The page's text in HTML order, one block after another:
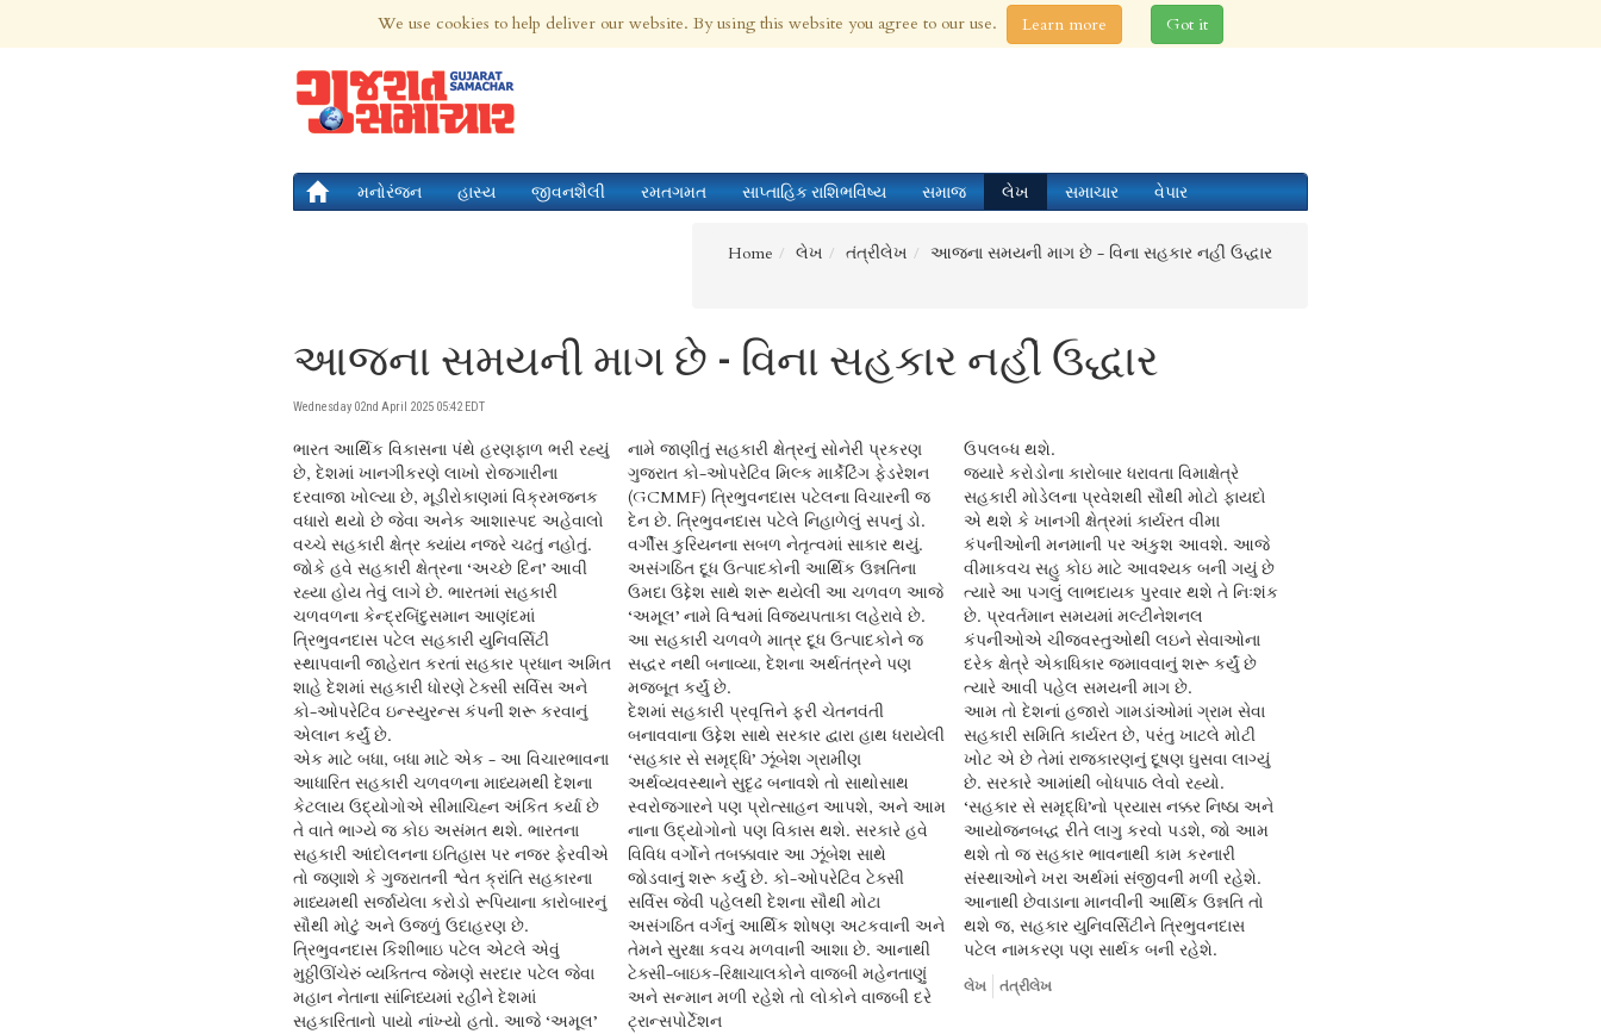
7th Aug 2026 | Updated at 11:22pm 7th Aug 2026
મનોરંજન હાસ્ય જીવનશૈલી રમતગમત સાપ્તાહિક રાશિભવિષ્ય સમાજ લેખ સમાચાર વેપાર
Home લેખ તંત્રીલેખ આજના સમયની માગ છે - વિના સહકાર નહીં ઉદ્ધાર
આજના સમયની માગ છે - વિના સહકાર નહીં ઉદ્ધાર
Wednesday 02nd April 2025 05:42 EDT
ભારત આર્થિક વિકાસના પંથે હરણફાળ ભરી રહ્યું
છે, દેશમાં ખાનગીકરણે લાખો રોજગારીના
દરવાજા ખોલ્યા છે, મૂડીરોકાણમાં વિક્રમજનક
વધારો થયો છે જેવા અનેક આશાસ્પદ અહેવાલો
વચ્ચે સહકારી ક્ષેત્ર ક્યાંય નજરે ચઢતું નહોતું.
જોકે હવે સહકારી ક્ષેત્રના ‘અચ્છે દિન’ આવી
રહ્યા હોય તેવું લાગે છે. ભારતમાં સહકારી
ચળવળના કેન્દ્રબિંદુસમાન આણંદમાં
ત્રિભુવનદાસ પટેલ સહકારી યુનિવર્સિટી
સ્થાપવાની જાહેરાત કરતાં સહકાર પ્રધાન અમિત
શાહે દેશમાં સહકારી ધોરણે ટેક્સી સર્વિસ અને
કો-ઓપરેટિવ ઇન્સ્યુરન્સ કંપની શરૂ કરવાનું
એલાન કર્યું છે.
એક માટે બધા, બધા માટે એક - આ વિચારભાવના
આધારિત સહકારી ચળવળના માધ્યમથી દેશના
કેટલાય ઉદ્યોગોએ સીમાચિહ્ન અંકિત કર્યા છે
તે વાતે ભાગ્યે જ કોઇ અસંમત થશે. ભારતના
સહકારી આંદોલનના ઇતિહાસ પર નજર ફેરવીએ
તો જણાશે કે ગુજરાતની શ્વેત ક્રાંતિ સહકારના
માધ્યમથી સર્જાયેલા કરોડો રૂપિયાના કારોબારનું
સૌથી મોટું અને ઉજળું ઉદાહરણ છે.
ત્રિભુવનદાસ કિશીભાઇ પટેલ એટલે એવું
મુઠ્ઠીઊંચેરું વ્યક્તિત્વ જેમણે સરદાર પટેલ જેવા
મહાન નેતાના સાંનિધ્યમાં રહીને દેશમાં
સહકારિતાનો પાયો નાંખ્યો હતો. આજે ‘અમૂલ’
નામે જાણીતું સહકારી ક્ષેત્રનું સોનેરી પ્રકરણ
ગુજરાત કો-ઓપરેટિવ મિલ્ક માર્કેટિંગ ફેડરેશન
(GCMMF) ત્રિભુવનદાસ પટેલના વિચારની જ
દેન છે. ત્રિભુવનદાસ પટેલે નિહાળેલું સપનું ડો.
વર્ગીસ કુરિયનના સબળ નેતૃત્વમાં સાકાર થયું.
અસંગઠિત દૂધ ઉત્પાદકોની આર્થિક ઉન્નતિના
ઉમદા ઉદ્દેશ સાથે શરૂ થયેલી આ ચળવળ આજે
‘અમૂલ’ નામે વિશ્વમાં વિજયપતાકા લહેરાવે છે.
આ સહકારી ચળવળે માત્ર દૂધ ઉત્પાદકોને જ
સદ્ધર નથી બનાવ્યા, દેશના અર્થતંત્રને પણ
મજબૂત કર્યું છે.
દેશમાં સહકારી પ્રવૃત્તિને ફરી ચેતનવંતી
બનાવવાના ઉદ્દેશ સાથે સરકાર દ્વારા હાથ ધરાયેલી
‘સહકાર સે સમૃદ્ધિ’ ઝૂંબેશ ગ્રામીણ
અર્થવ્યવસ્થાને સુદૃઢ બનાવશે તો સાથોસાથ
સ્વરોજગારને પણ પ્રોત્સાહન આપશે, અને આમ
નાના ઉદ્યોગોનો પણ વિકાસ થશે. સરકારે હવે
વિવિધ વર્ગોને તબક્કાવાર આ ઝૂંબેશ સાથે
જોડવાનું શરૂ કર્યું છે. કો-ઓપરેટિવ ટેક્સી
સર્વિસ જેવી પહેલથી દેશના સૌથી મોટા
અસંગઠિત વર્ગનું આર્થિક શોષણ અટકવાની અને
તેમને સુરક્ષા કવચ મળવાની આશા છે. આનાથી
ટેક્સી-બાઇક-રિક્ષાચાલકોને વાજબી મહેનતાણું
અને સન્માન મળી રહેશે તો લોકોને વાજબી દરે
ટ્રાન્સપોર્ટેશન
ઉપલબ્ધ થશે.
જ્યારે કરોડોના કારોબાર ધરાવતા વિમાક્ષેત્રે
સહકારી મોડેલના પ્રવેશથી સૌથી મોટો ફાયદો
એ થશે કે ખાનગી ક્ષેત્રમાં કાર્યરત વીમા
કંપનીઓની મનમાની પર અંકુશ આવશે. આજે
વીમાકવચ સહુ કોઇ માટે આવશ્યક બની ગયું છે
ત્યારે આ પગલું લાભદાયક પુરવાર થશે તે નિઃશંક
છે. પ્રવર્તમાન સમયમાં મલ્ટીનેશનલ
કંપનીઓએ ચીજવસ્તુઓથી લઇને સેવાઓના
દરેક ક્ષેત્રે એકાધિકાર જમાવવાનું શરૂ કર્યું છે
ત્યારે આવી પહેલ સમયની માગ છે.
આમ તો દેશનાં હજારો ગામડાંઓમાં ગ્રામ સેવા
સહકારી સમિતિ કાર્યરત છે, પરંતુ ખાટલે મોટી
ખોટ એ છે તેમાં રાજકારણનું દૂષણ ઘુસવા લાગ્યું
છે. સરકારે આમાંથી બોધપાઠ લેવો રહ્યો.
‘સહકાર સે સમૃદ્ધિ’નો પ્રયાસ નક્કર નિષ્ઠા અને
આયોજનબદ્ધ રીતે લાગુ કરવો પડશે, જો આમ
થશે તો જ સહકાર ભાવનાથી કામ કરનારી
સંસ્થાઓને ખરા અર્થમાં સંજીવની મળી રહેશે.
આનાથી છેવાડાના માનવીની આર્થિક ઉન્નતિ તો
થશે જ, સહકાર યુનિવર્સિટીને ત્રિભુવનદાસ
પટેલ નામકરણ પણ સાર્થક બની રહેશે.
લેખ તંત્રીલેખ
We use cookies to help deliver our website. By using this website you agree to our use. Learn more Got it